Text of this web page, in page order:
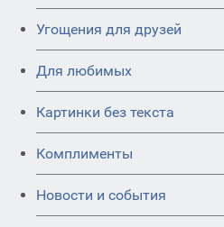
Угощения для друзей
Для любимых
Картинки без текста
Комплименты
Новости и события